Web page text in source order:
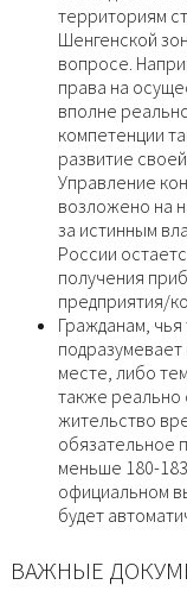
территориям
Шенгенской
вопросе.
права на
вполне
компетенции
развитие
Управление
возложено на
за истинным
России
получения
предприятия/
Гражданам,
месте, либо
также реально
жительство
обязательное
меньше 180-
официальном
будет
ВАЖНЫЕ